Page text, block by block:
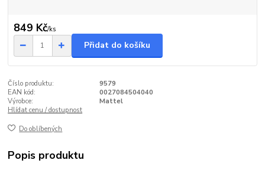
849 Kč/ks
Přidat do košíku
Číslo produktu:
9579
EAN kód:
0027084504040
Výrobce:
Mattel
Hlídat cenu / dostupnost
Do oblíbených
Popis produktu